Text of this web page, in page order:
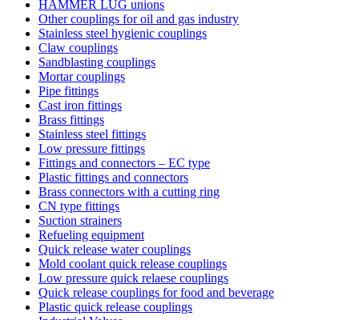
HAMMER LUG unions
Other couplings for oil and gas industry
Stainless steel hygienic couplings
Claw couplings
Sandblasting couplings
Mortar couplings
Pipe fittings
Cast iron fittings
Brass fittings
Stainless steel fittings
Low pressure fittings
Fittings and connectors – EC type
Plastic fittings and connectors
Brass connectors with a cutting ring
CN type fittings
Suction strainers
Refueling equipment
Quick release water couplings
Mold coolant quick release couplings
Low pressure quick relaese couplings
Quick release couplings for food and beverage
Plastic quick release couplings